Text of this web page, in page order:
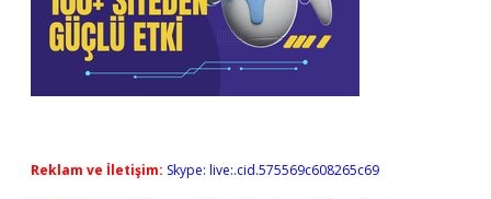
Reklam ve İletişim: Skype: live:.cid.575569c608265c69